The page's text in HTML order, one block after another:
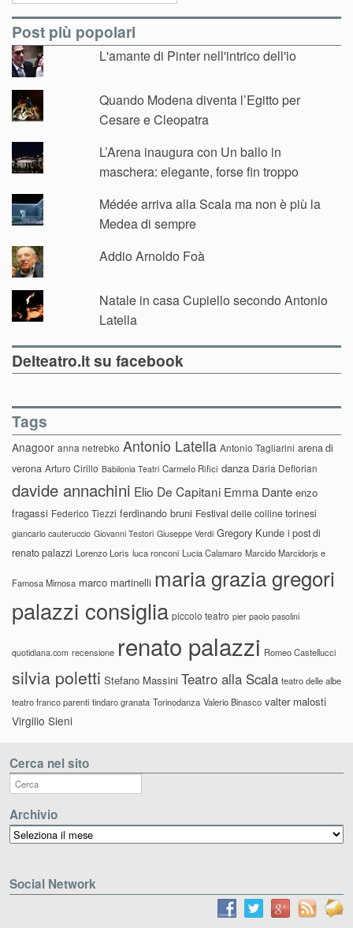
Post più popolari
L'amante di Pinter nell'intrico dell'io
Quando Modena diventa l’Egitto per
Cesare e Cleopatra
L’Arena inaugura con Un ballo in
maschera: elegante, forse fin troppo
Médée arriva alla Scala ma non è più la
Medea di sempre
Addio Arnoldo Foà
Natale in casa Cupiello secondo Antonio
Latella
Delteatro.it su facebook
Tags
Anagoor anna netrebko Antonio Latella Antonio Tagliarini arena di
verona Arturo Cirillo Babilonia Teatri Carmelo Rifici danza Daria Deflorian
davide annachini Elio De Capitani Emma Dante enzo
fragassi Federico Tiezzi ferdinando bruni Festival delle colline torinesi
giancarlo cauteruccio Giovanni Testori Giuseppe Verdi Gregory Kunde i post di
renato palazzi Lorenzo Loris luca ronconi Lucia Calamaro Marcido Marcidorjs e
Famosa Mimosa marco martinelli maria grazia gregori
palazzi consiglia piccolo teatro pier paolo pasolini
quotidiana.com recensione renato palazzi Romeo Castellucci
silvia poletti Stefano Massini Teatro alla Scala teatro delle albe
teatro franco parenti tindaro granata Torinodanza Valerio Binasco valter malosti
Virgilio Sieni
Cerca nel sito
Archivio
Archivio
Social Network